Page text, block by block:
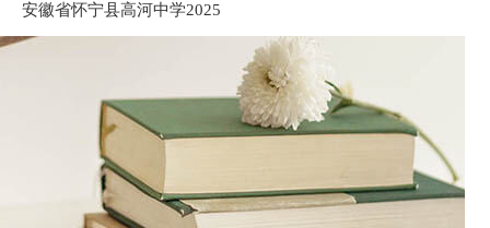
招生简章
安徽省怀宁县高河中学2025
年艺术特长生招生方案